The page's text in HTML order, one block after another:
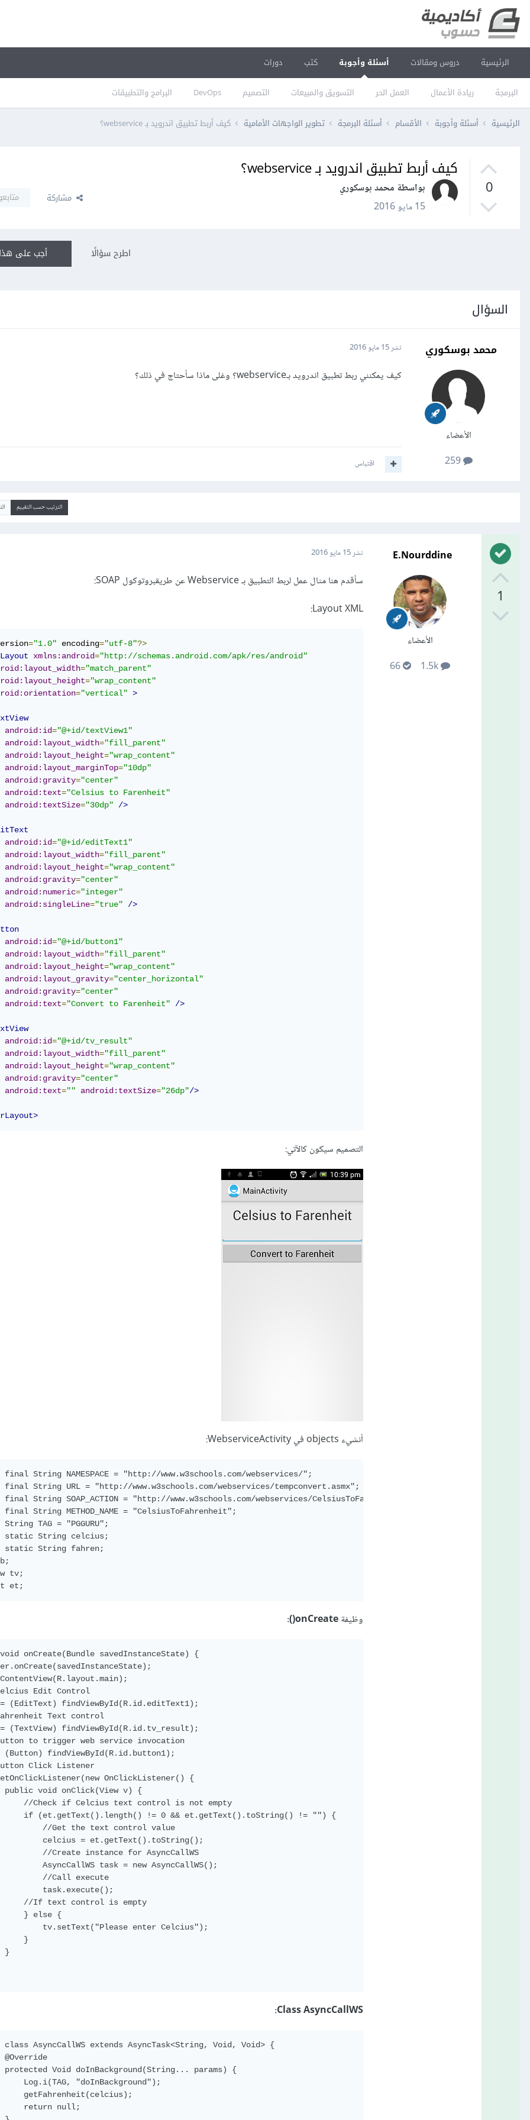
الرئيسية دروس ومقالات أسئلة وأجوبة
البرمجة ريادة الأعمال العمل الحر التسويق والمبيعات التصميم DevOps البرامج والتطبيقات
كتب دورات
الرئيسية أسئلة وأجوبة الأقسام أسئلة البرمجة تطوير الواجهات الأمامية كيف أربط تطبيق اندرويد بـ webservice؟
0
كيف أربط تطبيق اندرويد بـ webservice؟
بواسطة محمد بوسكوري
15 مايو 2016
مشاركة
أجب على اطرح سؤالًا
السؤال
محمد بوسكوري
الأعضاء
259
نشر15 مايو 2016
كيف يمكنني ربط تطبيق اندرويد بـwebservice؟ وغلى ماذا سأحتاج في ذلك؟
اقتباس
الترتيب حسب التقييم
1
E.Nourddine
الأعضاء
نشر15 مايو 2016
سأقدم هنا مثال عمل لربط التطبيق بـ Webservice عن طريقبروتوكول SOAP:
Layout XML:
="1.0" encoding="utf-8"?>
xmlns:android="http://schemas.android.com/apk/res/android"
="match_parent"
="wrap_content"
="vertical" >
android:id="@+id/textView1"
android:layout_width="fill_parent"
android:layout_height="wrap_content"
android:layout_marginTop="10dp"
android:gravity="center"
android:text="Celsius to Farenheit"
android:textSize="30dp" />
android:id="@+id/editText1"
android:layout_width="fill_parent"
android:layout_height="wrap_content"
android:gravity="center"
android:numeric="integer"
android:singleLine="true" />
android:id="@+id/button1"
android:layout_width="fill_parent"
android:layout_height="wrap_content"
android:layout_gravity="center_horizontal"
android:gravity="center"
android:text="Convert to Farenheit" />
android:id="@+id/tv_result"
android:layout_width="fill_parent"
android:layout_height="wrap_content"
android:gravity="center"
android:text="" android:textSize="26dp"/>
التصميم سيكون كالآتي:
أنشيء objects في WebserviceActivity:
String NAMESPACE = "http://www.w3schools.com/webservices/";
String URL = "http://www.w3schools.com/webservices/tempconvert.asmx";
String SOAP_ACTION = "http://www.w3schools.com/webservices/CelsiusToFahrenheit";
String METHOD_NAME = "CelsiusToFahrenheit";
TAG = "PGGURU";
static String celcius;
static String fahren;
tv;
et;
وظيفةonCreate():
onCreate(Bundle savedInstanceState) {
Edit Control
(EditText) findViewById(R.id.editText1);
Text control
(TextView) findViewById(R.id.tv_result);
to trigger web service invocation
(Button) findViewById(R.id.button1);
Click Listener
OnClickListener() {
public void onClick(View v) {
//Check if Celcius text control is not empty
if (et.getText().length() != 0 && et.getText().toString() != "") {
//Get the text control value
celcius = et.getText().toString();
//Create instance for AsyncCallWS
AsyncCallWS task = new AsyncCallWS();
//Call execute
task.execute();
//If text control is empty
} else {
tv.setText("Please enter Celcius");
}
}
Class AsyncCallWS:
AsyncCallWS extends AsyncTask<String, Void, Void> {
@Override
protected Void doInBackground(String... params) {
Log.i(TAG, "doInBackground");
getFahrenheit(celcius);
return null;